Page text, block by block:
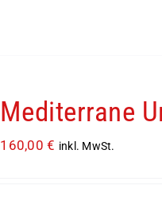
Mediterrane
160,00€ inkl. MwSt.